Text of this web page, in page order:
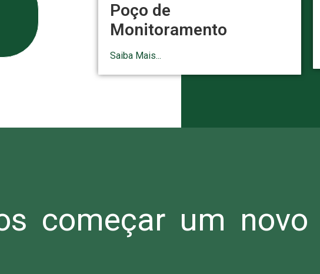
Poço de
Monitoramento
Saiba Mais...
começar um novo